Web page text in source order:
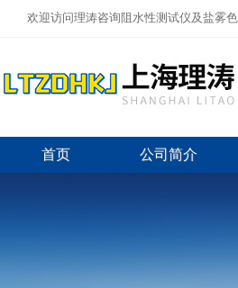
欢迎访问理涛咨询阻水性测试仪及盐雾
首页 公司简介